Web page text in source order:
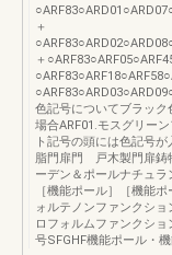
＋
＋
色記号についてブラッ
場合ARF01.モスグリー
ト記号の頭には色記号
脂門扉門 戸木製門扉鋳
ーデン＆ポールナチュ
［機能ポール］［機能
ォルテノンファンクシ
ロフォルムファンクシ
号SFGHF機能ポール・